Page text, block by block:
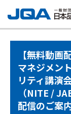
【無料動画
マネジメン
リティ講演
（NITE /
配信のご案